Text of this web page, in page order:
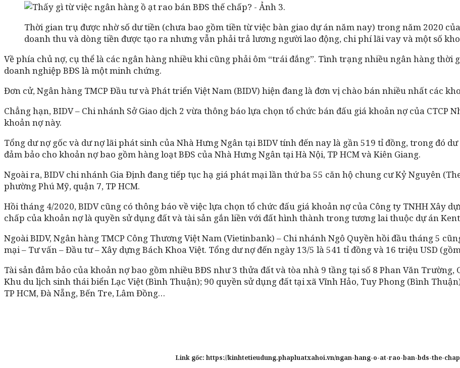
Thời gian trụ được nhờ số dư tiền (chưa bao gồm tiền từ việc bàn giao dự án năm nay) trong năm 2020
doanh thu và dòng tiền được tạo ra nhưng vẫn phải trả lương người lao động, chi phí lãi vay và một số
Về phía chủ nợ, cụ thể là các ngân hàng nhiều khi cũng phải ôm “trái đắng”. Tình trạng nhiều ngân hàng thời
doanh nghiệp BĐS là một minh chứng.
Đơn cử, Ngân hàng TMCP Đầu tư và Phát triển Việt Nam (BIDV) hiện đang là đơn vị chào bán nhiều nhất các
Chẳng hạn, BIDV – Chi nhánh Sở Giao dịch 2 vừa thông báo lựa chọn tổ chức bán đấu giá khoản nợ của CTCP
khoản nợ này.
Tổng dư nợ gốc và dư nợ lãi phát sinh của Nhà Hưng Ngân tại BIDV tính đến nay là gần 519 tỉ đồng, trong đó
đảm bảo cho khoản nợ bao gồm hàng loạt BĐS của Nhà Hưng Ngân tại Hà Nội, TP HCM và Kiên Giang.
Ngoài ra, BIDV chi nhánh Gia Định đang tiếp tục hạ giá phát mại lần thứ ba 55 căn hộ chung cư Kỷ Nguyên
phường Phú Mỹ, quận 7, TP HCM.
Hồi tháng 4/2020, BIDV cũng có thông báo về việc lựa chọn tổ chức đấu giá khoản nợ của Công ty TNHH Xây
chấp của khoản nợ là quyền sử dụng đất và tài sản gắn liền với đất hình thành trong tương lai thuộc dự án
Ngoài BIDV, Ngân hàng TMCP Công Thương Việt Nam (Vietinbank) – Chi nhánh Ngô Quyền hồi đầu tháng 5
mại – Tư vấn – Đầu tư – Xây dựng Bách Khoa Việt. Tổng dư nợ đến ngày 13/5 là 541 tỉ đồng và 16 triệu USD
Tài sản đảm bảo của khoản nợ bao gồm nhiều BĐS như 3 thửa đất và tòa nhà 9 tầng tại số 8 Phan Văn Trường,
Khu du lịch sinh thái biển Lạc Việt (Bình Thuận); 90 quyền sử dụng đất tại xã Vĩnh Hảo, Tuy Phong (Bình
TP HCM, Đà Nẵng, Bến Tre, Lâm Đồng…
Link gốc: https://kinhtetieudung.phapluatxahoi.vn/ngan-hang-o-at-rao-ban-bds-the-